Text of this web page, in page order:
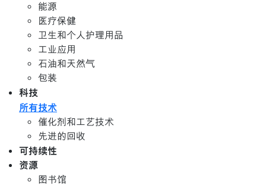
能源
医疗保健
卫生和个人护理用品
工业应用
石油和天然气
包装
科技
所有技术
催化剂和工艺技术
先进的回收
可持续性
资源
图书馆